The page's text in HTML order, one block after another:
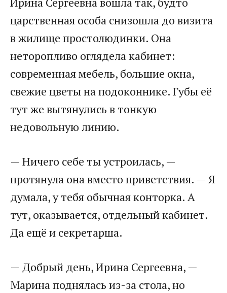
царственная особа снизошла до визита
в жилище простолюдинки. Она
неторопливо оглядела кабинет:
современная мебель, большие окна,
свежие цветы на подоконнике. Губы её
тут же вытянулись в тонкую
недовольную линию.
— Ничего себе ты устроилась, —
протянула она вместо приветствия. — Я
думала, у тебя обычная конторка. А
тут, оказывается, отдельный кабинет.
Да ещё и секретарша.
— Добрый день, Ирина Сергеевна, —
Марина поднялась из-за стола, но